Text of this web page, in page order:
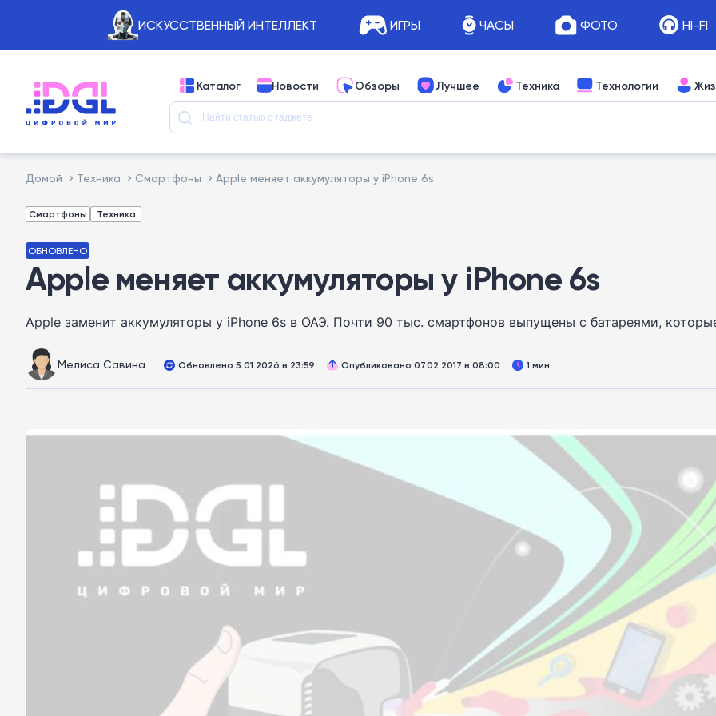
ИСКУССТВЕННЫЙ ИНТЕЛЛЕКТ ИГРЫ ЧАСЫ ФОТО HI-FI
Каталог Новости Обзоры Лучшее Техника Технологии
Домой Техника Смартфоны Apple меняет аккумуляторы у iPhone 6s
Смартфоны Техника
ОБНОВЛЕНО
Apple меняет аккумуляторы у iPhone 6s
Apple заменит аккумуляторы у iPhone 6s в ОАЭ. Почти 90 тыс. смартфонов выпущены с батареями,
Мелиса Савина Обновлено 5.01.2026 в 23:59 Опубликовано 07.02.2017 в 08:00 1 мин